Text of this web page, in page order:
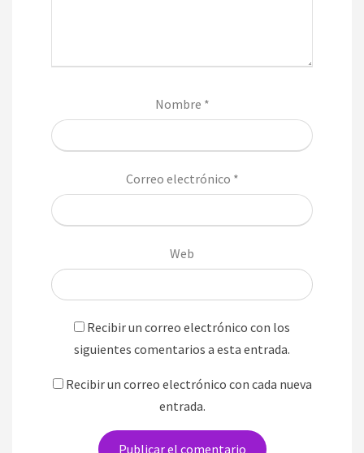
Nombre *
Correo electrónico *
Web
Recibir un correo electrónico con los
siguientes comentarios a esta entrada.
Recibir un correo electrónico con cada nueva
entrada.